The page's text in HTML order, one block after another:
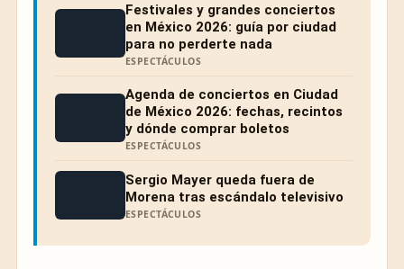
Festivales y grandes conciertos
en México 2026: guía por ciudad
para no perderte nada
ESPECTÁCULOS
Agenda de conciertos en Ciudad
de México 2026: fechas, recintos
y dónde comprar boletos
ESPECTÁCULOS
Sergio Mayer queda fuera de
Morena tras escándalo televisivo
ESPECTÁCULOS